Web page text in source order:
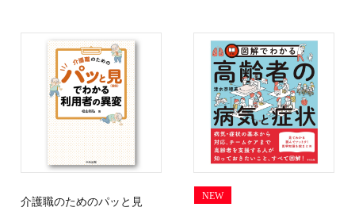
介護職のためのパッと見
NEW